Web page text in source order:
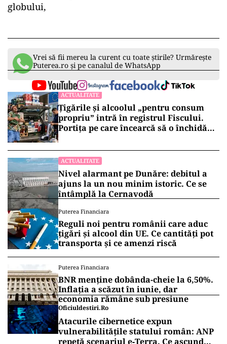
globului,
Vrei să fii mereu la curent cu toate știrile? Urmărește
Puterea.ro și pe canalul de WhatsApp
ACTUALITATE
Țigările și alcoolul „pentru consum
propriu” intră în registrul Fiscului.
Portița pe care încearcă să o închidă
ACTUALITATE
Nivel alarmant pe Dunăre: debitul a
ajuns la un nou minim istoric. Ce se
întâmplă la Cernavodă
Puterea Financiara
Reguli noi pentru românii care aduc
țigări și alcool din UE. Ce cantități pot
transporta și ce amenzi riscă
Puterea Financiara
BNR menține dobânda-cheie la 6,50%.
Inflația a scăzut în iunie, dar
economia rămâne sub presiune
Oficiuldestiri.ro
Atacurile cibernetice expun
vulnerabilitățile statului român: ANP
repetă scenariul e‑Terra. Ce ascund